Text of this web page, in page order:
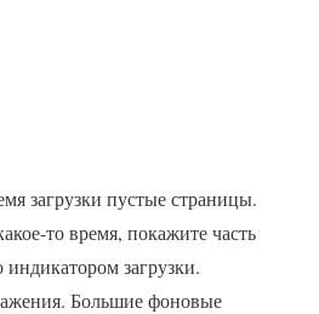
загрузки пустые страницы.
то время, покажите часть
загрузки.
Большие фоновые